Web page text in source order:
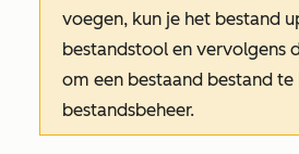
voegen, kun je het bestand
bestandstool en vervolgens
om een bestaand bestand
bestandsbeheer.